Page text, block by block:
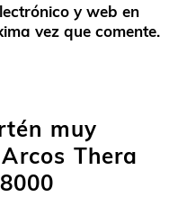
muy
Thera
y web en
vez que comente.